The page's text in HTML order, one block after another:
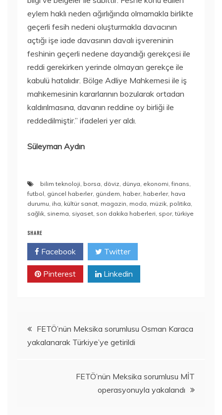
eylem haklı neden ağırlığında olmamakla birlikte
geçerli fesih nedeni oluşturmakla davacının
açtığı işe iade davasının davalı işvereninin
feshinin geçerli nedene dayandığı gerekçesi ile
reddi gerekirken yerinde olmayan gerekçe ile
kabulü hatalıdır. Bölge Adliye Mahkemesi ile iş
mahkemesinin kararlarının bozularak ortadan
kaldırılmasına, davanın reddine oy birliği ile
reddedilmiştir.” ifadeleri yer aldı.
Süleyman Aydın
bilim teknoloji, borsa, döviz, dünya, ekonomi,finans,
futbol, güncel haberler, gündem, haber, haberler, hava
durumu, iha, kültür sanat, magazin, moda, müzik, politika,
sağlık, sinema, siyaset, son dakika haberleri, spor,türkiye
SHARE
Facebook Twitter
Pinterest Linkedin
Yazı
gezinmesi
FETÖ’nün Meksika sorumlusu Osman Karaca
yakalanarak Türkiye’ye getirildi
FETÖ’nün Meksika sorumlusu MİT
operasyonuyla yakalandı